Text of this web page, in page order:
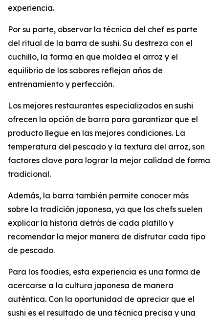
experiencia.
Por su parte, observar la técnica del chef es parte
del ritual de la barra de sushi. Su destreza con el
cuchillo, la forma en que moldea el arroz y el
equilibrio de los sabores reflejan años de
entrenamiento y perfección.
Los mejores restaurantes especializados en sushi
ofrecen la opción de barra para garantizar que el
producto llegue en las mejores condiciones. La
temperatura del pescado y la textura del arroz, son
factores clave para lograr la mejor calidad de forma
tradicional.
Además, la barra también permite conocer más
sobre la tradición japonesa, ya que los chefs suelen
explicar la historia detrás de cada platillo y
recomendar la mejor manera de disfrutar cada tipo
de pescado.
Para los foodies, esta experiencia es una forma de
acercarse a la cultura japonesa de manera
auténtica. Con la oportunidad de apreciar que el
sushi es el resultado de una técnica precisa y una